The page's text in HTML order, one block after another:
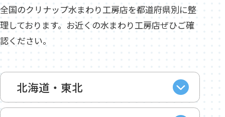
全国のクリナップ水まわり工房店を都道府県別に整
理しております。お近くの水まわり工房店ぜひご確
認ください。
北海道・東北